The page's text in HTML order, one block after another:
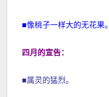
■像桃子一样大的无花果。
四月的宣告：
■属灵的猛烈。